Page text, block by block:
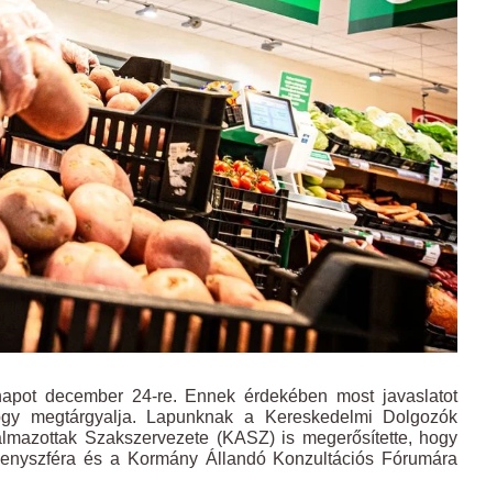
december 24-re. Ennek érdekében most javaslatot
megtárgyalja. Lapunknak a Kereskedelmi Dolgozók
Szakszervezete (KASZ) is megerősítette, hogy
és a Kormány Állandó Konzultációs Fórumára